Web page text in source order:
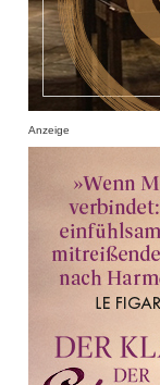
Anzeige